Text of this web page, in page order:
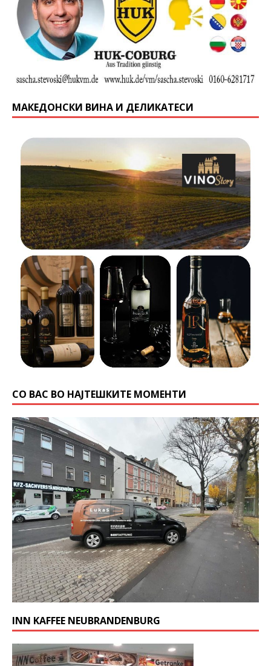
МАКЕДОНСКИ ВИНА И ДЕЛИКАТЕСИ
СО ВАС ВО НАЈТЕШКИТЕ МОМЕНТИ
INN KAFFEE NEUBRANDENBURG